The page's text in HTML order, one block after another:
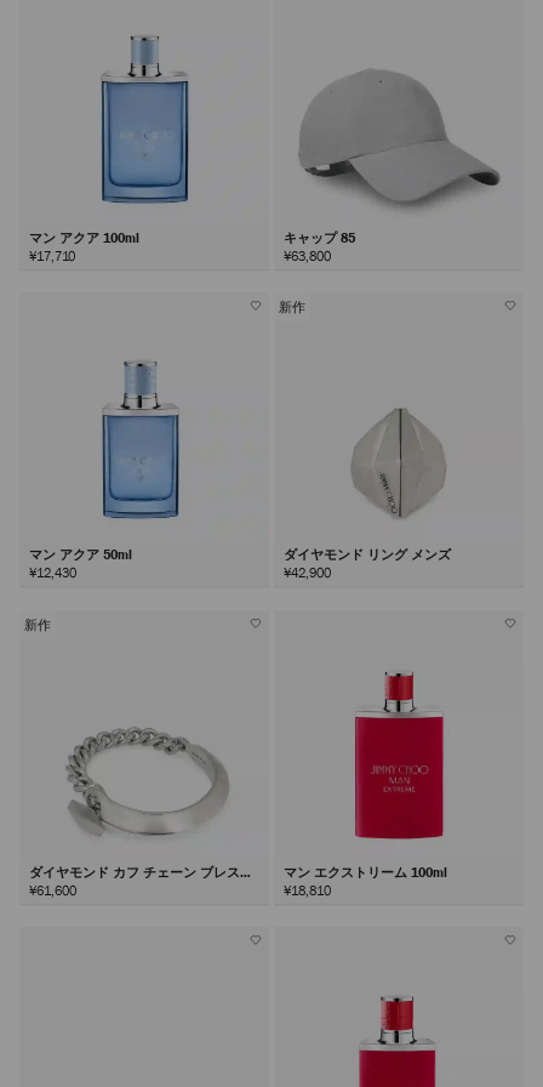
マン アクア 100ml
¥17,710
キャップ 85
¥63,800
マン アクア 50ml
¥12,430
新作
ダイヤモンド リング メンズ
¥42,900
新作
ダイヤモンド カフ チェーン ブレスレ
ット
¥61,600
マン エクストリーム 100ml
¥18,810